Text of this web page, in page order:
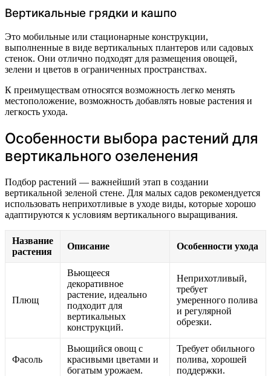
Вертикальные грядки и кашпо
Это мобильные или стационарные конструкции,
выполненные в виде вертикальных плантеров или садовых
стенок. Они отлично подходят для размещения овощей,
зелени и цветов в ограниченных пространствах.
К преимуществам относятся возможность легко менять
местоположение, возможность добавлять новые растения и
легкость ухода.
Особенности выбора растений для
вертикального озеленения
Подбор растений — важнейший этап в создании
вертикальной зеленой стене. Для малых садов рекомендуется
использовать неприхотливые в уходе виды, которые хорошо
адаптируются к условиям вертикального выращивания.
Название
растения
Описание Особенности ухода
Плющ
Вьющееся
декоративное
растение, идеально
подходит для
вертикальных
конструкций.
Неприхотливый,
требует
умеренного полива
и регулярной
обрезки.
Фасоль
Вьющийся овощ с
красивыми цветами и
богатым урожаем.
Требует обильного
полива, хорошей
поддержки.